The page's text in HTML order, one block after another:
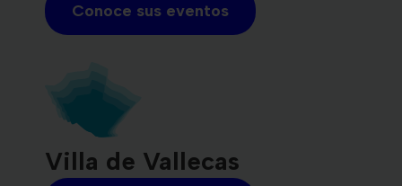
Conoce sus eventos
Villa de Vallecas